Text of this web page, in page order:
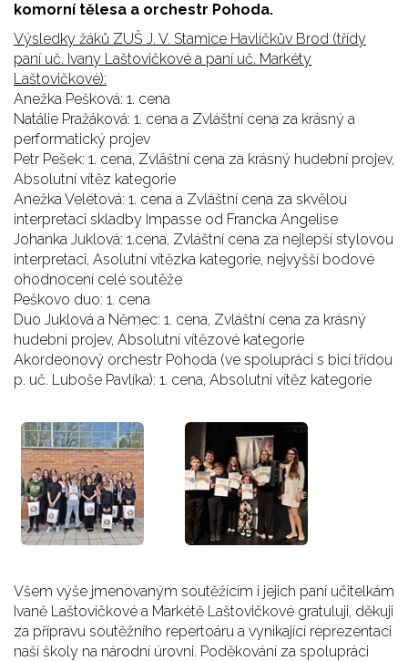
komorní tělesa a orchestr Pohoda.
Výsledky žáků ZUŠ J. V. Stamice Havlíčkův Brod (třídy
paní uč. Ivany Laštovičkové a paní uč. Markéty
Laštovičkové):
Anežka Pešková: 1. cena
Natálie Pražáková: 1. cena a Zvláštní cena za krásný a
performatický projev
Petr Pešek: 1. cena, Zvláštní cena za krásný hudební projev,
Absolutní vítěz kategorie
Anežka Veletová: 1. cena a Zvláštní cena za skvělou
interpretaci skladby Impasse od Francka Angelise
Johanka Juklová: 1.cena, Zvláštní cena za nejlepší stylovou
interpretaci, Asolutní vítězka kategorie, nejvyšší bodové
ohodnocení celé soutěže
Peškovo duo: 1. cena
Duo Juklová a Němec: 1. cena, Zvláštní cena za krásný
hudební projev, Absolutní vítězové kategorie
Akordeonový orchestr Pohoda (ve spolupráci s bicí třídou
p. uč. Luboše Pavlíka): 1. cena, Absolutní vítěz kategorie
Všem výše jmenovaným soutěžícím i jejich paní učitelkám
Ivaně Laštovičkové a Markétě Laštovičkové gratuluji, děkuji
za přípravu soutěžního repertoáru a vynikající reprezentaci
naší školy na národní úrovni. Poděkování za spolupráci